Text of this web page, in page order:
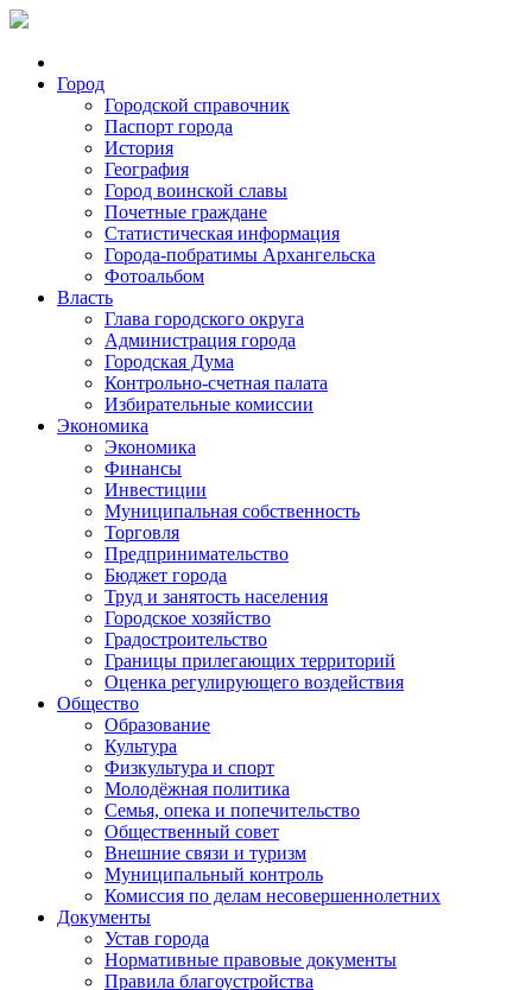
Город
Городской справочник
Паспорт города
История
География
Город воинской славы
Почетные граждане
Статистическая информация
Города-побратимы Архангельска
Фотоальбом
Власть
Глава городского округа
Администрация города
Городская Дума
Контрольно-счетная палата
Избирательные комиссии
Экономика
Экономика
Финансы
Инвестиции
Муниципальная собственность
Торговля
Предпринимательство
Бюджет города
Труд и занятость населения
Городское хозяйство
Градостроительство
Границы прилегающих территорий
Оценка регулирующего воздействия
Общество
Образование
Культура
Физкультура и спорт
Молодёжная политика
Семья, опека и попечительство
Общественный совет
Внешние связи и туризм
Муниципальный контроль
Комиссия по делам несовершеннолетних
Документы
Устав города
Нормативные правовые документы
Правила благоустройства